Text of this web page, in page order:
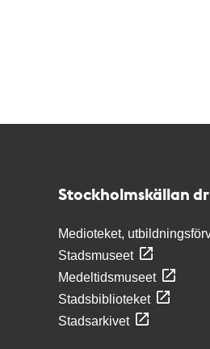
Stockholmskällan
Medioteket,
Stadsmuseet
Medeltidsmuseet
Stadsbiblioteket
Stadsarkivet